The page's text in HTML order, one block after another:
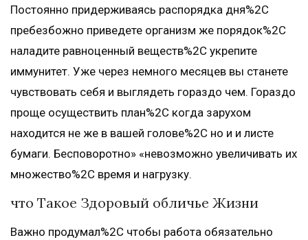
Постоянно придерживаясь распорядка дня%2C
пребезбожно приведете организм же порядок%2C
наладите равноценный веществ%2C укрепите
иммунитет. Уже через немного месяцев вы станете
чувствовать себя и выглядеть гораздо чем. Гораздо
проще осуществить план%2C когда зарухом
находится не же в вашей голове%2C но и и листе
бумаги. Бесповоротно» «невозможно увеличивать их
множество%2C время и нагрузку.
что Такое Здоровый обличье Жизни
Важно продумал%2C чтобы работа обязательно